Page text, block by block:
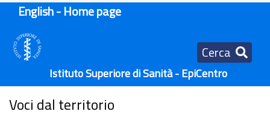
English - Home page
Cerca
Istituto Superiore di Sanità - EpiCentro
Voci dal territorio